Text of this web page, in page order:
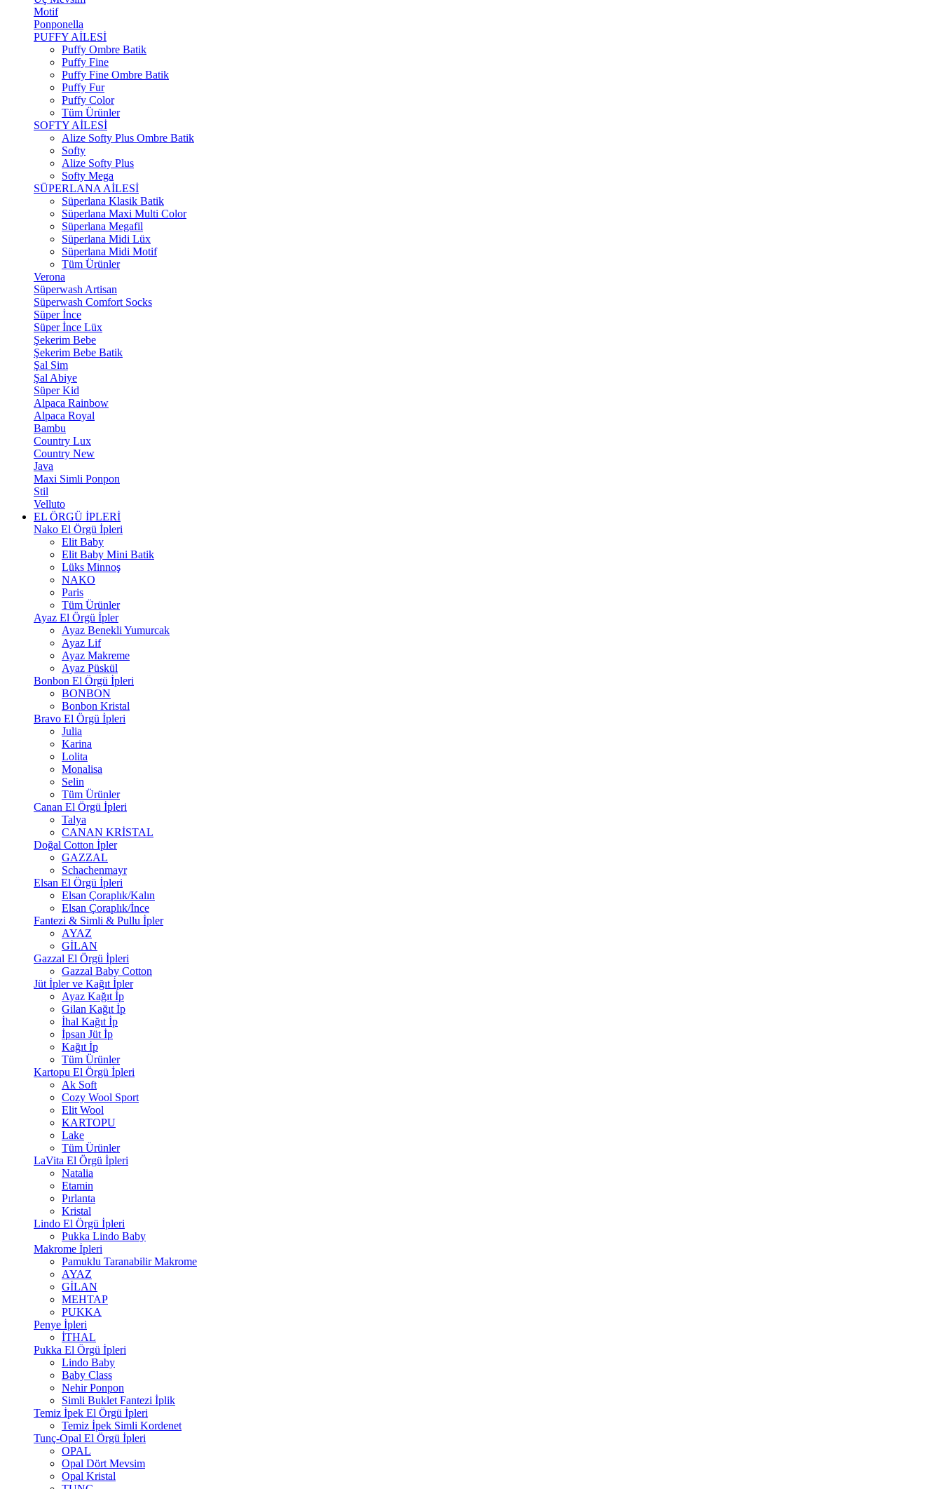
Motif
Ponponella
PUFFY AİLESİ
Puffy Ombre Batik
Puffy Fine
Puffy Fine Ombre Batik
Puffy Fur
Puffy Color
Tüm Ürünler
SOFTY AİLESİ
Alize Softy Plus Ombre Batik
Softy
Alize Softy Plus
Softy Mega
SÜPERLANA AİLESİ
Süperlana Klasik Batik
Süperlana Maxi Multi Color
Süperlana Megafil
Süperlana Midi Lüx
Süperlana Midi Motif
Tüm Ürünler
Verona
Süperwash Artisan
Süperwash Comfort Socks
Süper İnce
Süper İnce Lüx
Şekerim Bebe
Şekerim Bebe Batik
Şal Sim
Şal Abiye
Süper Kid
Alpaca Rainbow
Alpaca Royal
Bambu
Country Lux
Country New
Java
Maxi Simli Ponpon
Stil
Velluto
EL ÖRGÜ İPLERİ
Nako El Örgü İpleri
Elit Baby
Elit Baby Mini Batik
Lüks Minnoş
NAKO
Paris
Tüm Ürünler
Ayaz El Örgü İpler
Ayaz Benekli Yumurcak
Ayaz Lif
Ayaz Makreme
Ayaz Püskül
Bonbon El Örgü İpleri
BONBON
Bonbon Kristal
Bravo El Örgü İpleri
Julia
Karina
Lolita
Monalisa
Selin
Tüm Ürünler
Canan El Örgü İpleri
Talya
CANAN KRİSTAL
Doğal Cotton İpler
GAZZAL
Schachenmayr
Elsan El Örgü İpleri
Elsan Çoraplık/Kalın
Elsan Çoraplık/İnce
Fantezi & Simli & Pullu İpler
AYAZ
GİLAN
Gazzal El Örgü İpleri
Gazzal Baby Cotton
Jüt İpler ve Kağıt İpler
Ayaz Kağıt İp
Gilan Kağıt İp
İhal Kağıt İp
İpsan Jüt İp
Kağıt İp
Tüm Ürünler
Kartopu El Örgü İpleri
Ak Soft
Cozy Wool Sport
Elit Wool
KARTOPU
Lake
Tüm Ürünler
LaVita El Örgü İpleri
Natalia
Etamin
Pırlanta
Kristal
Lindo El Örgü İpleri
Pukka Lindo Baby
Makrome İpleri
Pamuklu Taranabilir Makrome
AYAZ
GİLAN
MEHTAP
PUKKA
Penye İpleri
İTHAL
Pukka El Örgü İpleri
Lindo Baby
Baby Class
Nehir Ponpon
Simli Buklet Fantezi İplik
Temiz İpek El Örgü İpleri
Temiz İpek Simli Kordenet
Tunç-Opal El Örgü İpleri
OPAL
Opal Dört Mevsim
Opal Kristal